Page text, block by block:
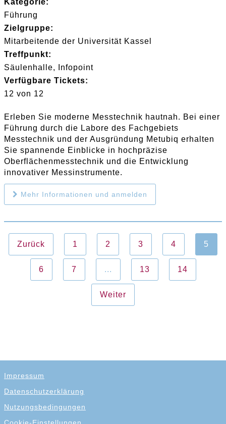
Führung
Zielgruppe:
Mitarbeitende der Universität Kassel
Treffpunkt:
Säulenhalle, Infopoint
Verfügbare Tickets:
12 von 12
Erleben Sie moderne Messtechnik hautnah. Bei einer
Führung durch die Labore des Fachgebiets
Messtechnik und der Ausgründung Metubiq erhalten
Sie spannende Einblicke in hochpräzise
Oberflächenmesstechnik und die Entwicklung
innovativer Messinstrumente.
Mehr Informationen und anmelden
Zurück 1 2 3 4 5
6 7 ... 13 14
Weiter
Impressum
Datenschutzerklärung
Nutzungsbedingungen
Cookie-Einstellungen